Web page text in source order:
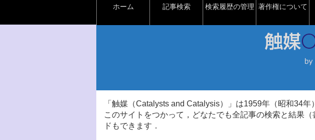
ホーム 記事検索 検索履歴の管理 著作権について
「触媒（Catalysts and Catalysis）」は1959年（昭和34年
このサイトをつかって，どなたでも全記事の検索と結果
ドもできます．